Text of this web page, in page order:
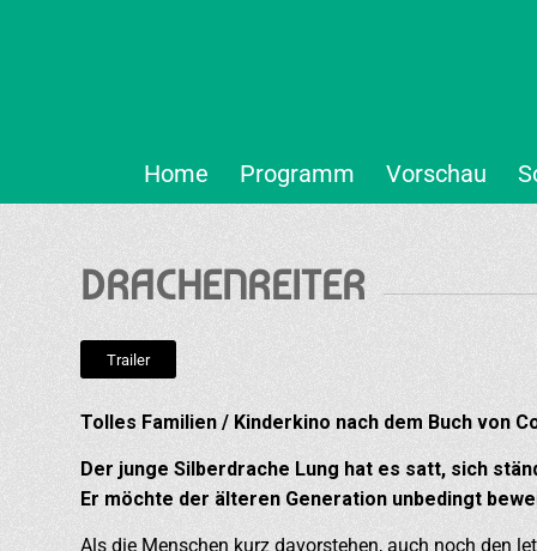
Home Programm Vorschau
DRACHENREITER
Trailer
Tolles Familien / Kinderkino nach dem Buch von
Der junge Silberdrache Lung hat es satt, sich
Er möchte der älteren Generation unbedingt
Als die Menschen kurz davorstehen, auch noch den